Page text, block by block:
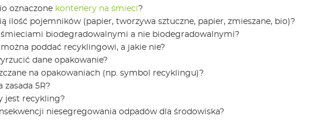
oznaczone kontenery na śmieci?
ilość pojemników (papier, tworzywa sztuczne, papier, zmieszane, bio)?
śmieciami biodegradowalnymi a nie biodegradowalnymi?
poddać recyklingowi, a jakie nie?
dane opakowanie?
na opakowaniach (np. symbol recyklingu)?
zasada 5R?
jest recykling?
niesegregowania odpadów dla środowiska?